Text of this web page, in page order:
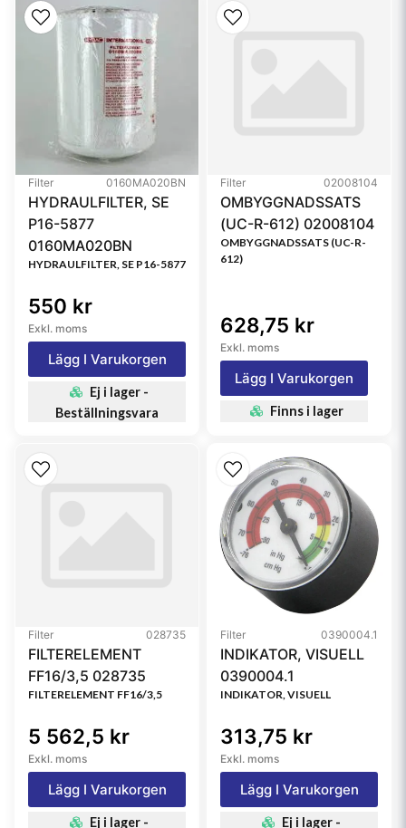
Style Spin-On
Media Type
Primary Application
Referensfilter:
ABPN10GFF5264, SFF0712, WK111025, 95374,
BF614, 95374, 86374, 73327627, 1R0712, 1R1712,
3I1333, STCX774, SFF0712, WK111025, FF5264,
FFR85264, P3375, DNP551712, GP749, FF1007,
H170WK, 7041499, F198R, 025121, LFF5823B,
WK11025, WK111025, 3389746M1, FG999, 3374,
SFF0712, 374028, 74028, 121471001, 121491011,
FF551712, 85114088, 71485, 33374, WGF5264,
42430550060
Filter 0160MA020BN
HYDRAULFILTER, SE
P16-5877
0160MA020BN
HYDRAULFILTER, SE P16-5877
550 kr
Exkl. moms
Lägg I Varukorgen
Ej i lager -
Beställningsvara
Filter 02008104
OMBYGGNADSSATS
(UC-R-612) 02008104
OMBYGGNADSSATS (UC-R-
612)
628,75 kr
Exkl. moms
Lägg I Varukorgen
Finns i lager
Filter 028735
FILTERELEMENT
FF16/3,5 028735
FILTERELEMENT FF16/3,5
5 562,5 kr
Exkl. moms
Lägg I Varukorgen
Ej i lager -
Filter 0390004.1
INDIKATOR, VISUELL
0390004.1
INDIKATOR, VISUELL
313,75 kr
Exkl. moms
Lägg I Varukorgen
Ej i lager -